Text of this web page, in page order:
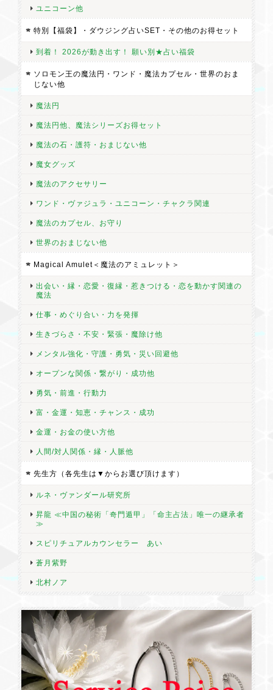
ユニコーン他
特別【福袋】・ダウジング占いSET・その他のお得セット
到着！ 2026が動き出す！ 願い別★占い福袋
ソロモン王の魔法円・ワンド・魔法カプセル・世界のおま
じない他
魔法円
魔法円他、魔法シリーズお得セット
魔法の石・護符・おまじない他
魔女グッズ
魔法のアクセサリー
ワンド・ヴァジュラ・ユニコーン・チャクラ関連
魔法のカプセル、お守り
世界のおまじない他
Magical Amulet＜魔法のアミュレット＞
出会い・縁・恋愛・復縁・惹きつける・恋を動かす関連の
魔法
仕事・めぐり合い・力を発揮
生きづらさ・不安・緊張・魔除け他
メンタル強化・守護・勇気・災い回避他
オープンな関係・繋がり・成功他
勇気・前進・行動力
富・金運・知恵・チャンス・成功
金運・お金の使い方他
人間/対人関係・縁・人脈他
先生方（各先生は▼からお選び頂けます）
ルネ・ヴァンダール研究所
昇龍 ≪中国の秘術「奇門遁甲」「命主占法」唯一の継承者
≫
スピリチュアルカウンセラー あい
蒼月紫野
北村ノア